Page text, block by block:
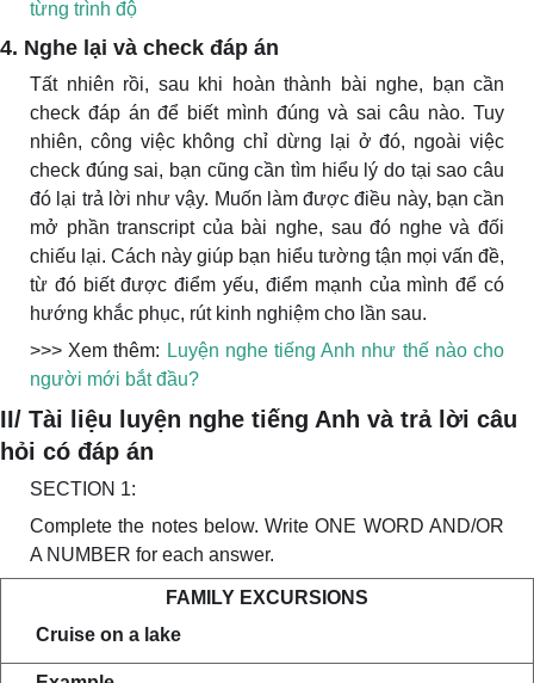
từng trình độ
4. Nghe lại và check đáp án
Tất nhiên rồi, sau khi hoàn thành bài nghe, bạn cần
check đáp án để biết mình đúng và sai câu nào. Tuy
nhiên, công việc không chỉ dừng lại ở đó, ngoài việc
check đúng sai, bạn cũng cần tìm hiểu lý do tại sao câu
đó lại trả lời như vậy. Muốn làm được điều này, bạn cần
mở phần transcript của bài nghe, sau đó nghe và đối
chiếu lại. Cách này giúp bạn hiểu tường tận mọi vấn đề,
từ đó biết được điểm yếu, điểm mạnh của mình để có
hướng khắc phục, rút kinh nghiệm cho lần sau.
>>> Xem thêm: Luyện nghe tiếng Anh như thế nào cho
người mới bắt đầu?
II/ Tài liệu luyện nghe tiếng Anh và trả lời câu
hỏi có đáp án
SECTION 1:
Complete the notes below. Write ONE WORD AND/OR
A NUMBER for each answer.
FAMILY EXCURSIONS
Cruise on a lake